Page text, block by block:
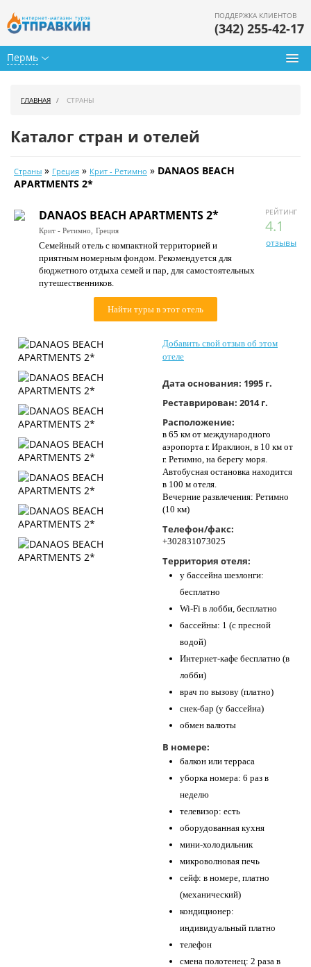
Пермь
ПОДДЕРЖКА КЛИЕНТОВ
(342) 255-42-17
Календарь туров
Цены дня
Страны
Как купить
ГЛАВНАЯ СТРАНЫ
Каталог стран и отелей
Страны » Греция » Крит - Ретимно » DANAOS BEACH
APARTMENTS 2*
РЕЙТИНГ
4.1
отзывы
DANAOS BEACH APARTMENTS 2*
Крит - Ретимно, Греция
Семейный отель с компактной территорией и
приятным номерным фондом. Рекомендуется для
бюджетного отдыха семей и пар, для самостоятельных
путешественников.
Найти туры в этот отель
Добавить свой отзыв об этом
отеле
Дата основания: 1995 г.
Реставрирован: 2014 г.
Расположение:
в 65 км от международного
аэропорта г. Ираклион, в 10 км от
г. Ретимно, на берегу моря.
Автобусная остановка находится
в 100 м отеля.
Вечерние развлечения: Ретимно
(10 км)
Телефон/факс:
+302831073025
Территория отеля:
у бассейна шезлонги:
бесплатно
Wi-Fi в лобби, бесплатно
бассейны: 1 (с пресной
водой)
Интернет-кафе бесплатно (в
лобби)
врач по вызову (платно)
снек-бар (у бассейна)
обмен валюты
В номере:
балкон или терраса
уборка номера: 6 раз в
неделю
телевизор: есть
оборудованная кухня
мини-холодильник
микроволновая печь
сейф: в номере, платно
(механический)
кондиционер:
индивидуальный платно
телефон
смена полотенец: 2 раза в